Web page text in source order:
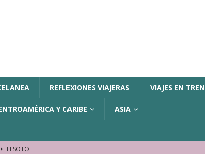
REFLEXIONES VIAJERAS VIAJES EN TREN
Y CARIBE ASIA
LESOTO